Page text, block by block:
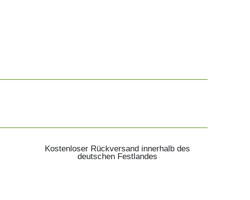
Kostenloser Rückversand innerhalb des
deutschen Festlandes